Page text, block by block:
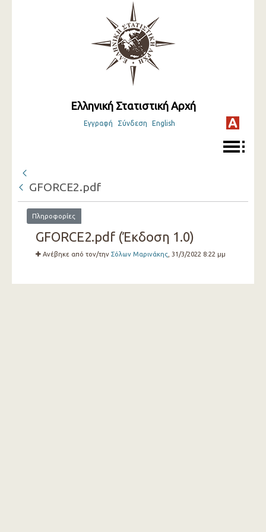
Ελληνική Στατιστική Αρχή
Εγγραφή Σύνδεση English
GFORCE2.pdf
Πληροφορίες
GFORCE2.pdf (Έκδοση 1.0)
Ανέβηκε από τον/την Σόλων Μαρινάκης, 31/3/2022 8:22 μμ